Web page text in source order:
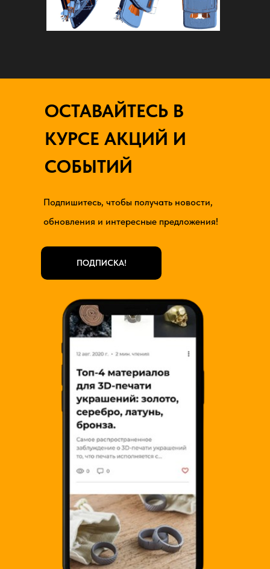
ОСТАВАЙТЕСЬ В
КУРСЕ АКЦИЙ И
СОБЫТИЙ
Подпишитесь, чтобы получать новости,
обновления и интересные предложения!
ПОДПИСКА!